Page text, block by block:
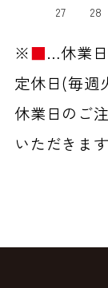
27
28
※■…休業
定休日(毎週
休業日のご
いただきます